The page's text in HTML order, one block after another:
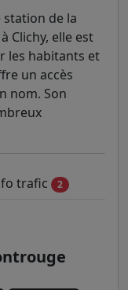
station de la
Clichy, elle est
les habitants et
un accès
nom. Son
trafic 2